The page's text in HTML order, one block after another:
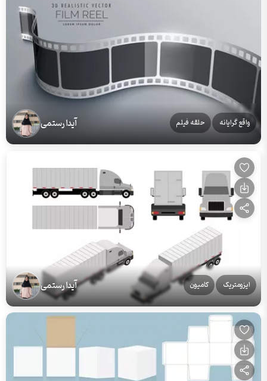
واقع گرایانه حلقه فیلم آیدا رستمی
ایزومتریک کامیون آیدا رستمی